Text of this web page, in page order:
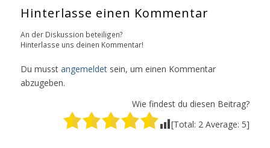
Hinterlasse einen Kommentar
An der Diskussion beteiligen?
Hinterlasse uns deinen Kommentar!
Du musst angemeldetsein, um einen Kommentar
abzugeben.
Wie findest du diesen Beitrag?
[Total: 2 Average: 5]